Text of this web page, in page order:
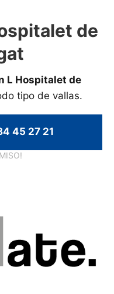
de
L Hospitalet de
tipo de vallas.
45 27 21